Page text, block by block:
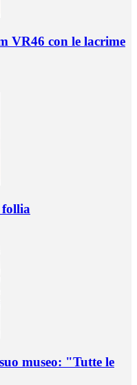
VR46 con le lacrime
follia
museo: "Tutte le